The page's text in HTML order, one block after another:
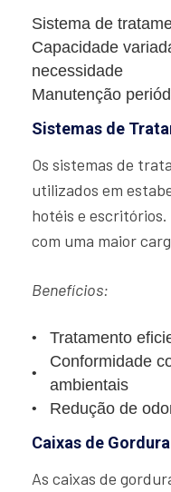
Sistema de
Capacidade
necessidade
Manutenção
Sistemas de
Os sistemas de
utilizados em
hotéis e
com uma maior
Benefícios:
Tratamento
Conformidade
ambientais
Redução de
Caixas de
As caixas de